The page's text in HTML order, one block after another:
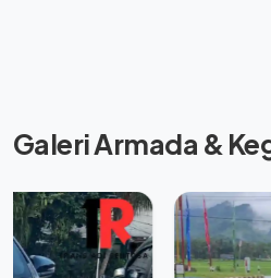
Galeri Armada &